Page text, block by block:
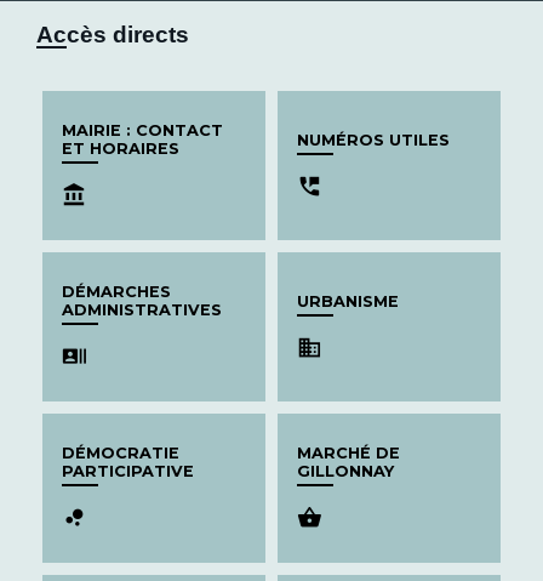
Accès directs
MAIRIE : CONTACT
ET HORAIRES
account_balance
NUMÉROS UTILES
perm_phone_msg
DÉMARCHES
ADMINISTRATIVES
recent_actors
URBANISME
business
DÉMOCRATIE
PARTICIPATIVE
bubble_chart
MARCHÉ DE
GILLONNAY
shopping_basket